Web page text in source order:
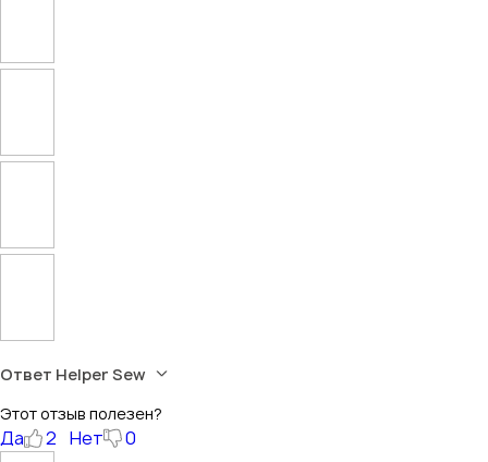
Ответ Helper Sew
Этот отзыв полезен?
Да 2 Нет 0